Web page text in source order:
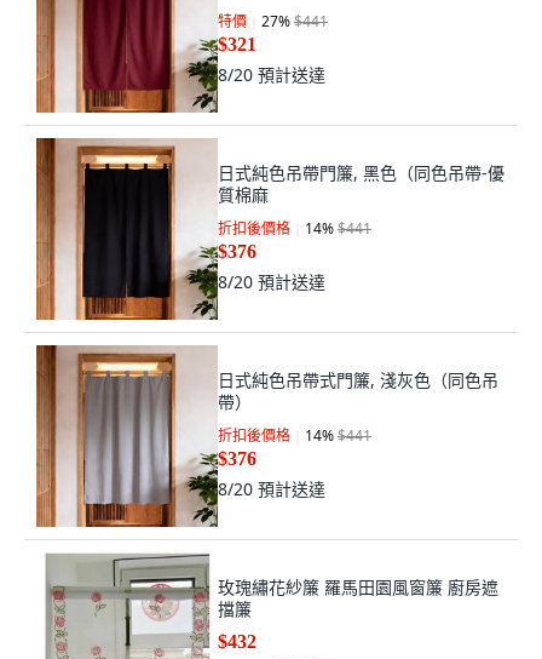
特價 27%$441
$321
8/20 預計送達
日式純色吊帶門簾, 黑色（同色吊帶-優
質棉麻
折扣後價格 14%$441
$376
8/20 預計送達
日式純色吊帶式門簾, 淺灰色（同色吊
帶）
折扣後價格 14%$441
$376
8/20 預計送達
玫瑰繡花紗簾 羅馬田園風窗簾 廚房遮
擋簾
$432